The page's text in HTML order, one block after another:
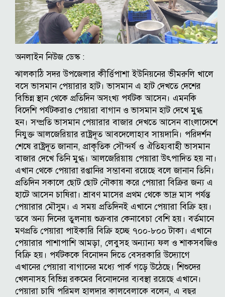
অনলাইন নিউজ ডেস্ক :
ঝালকাঠি সদর উপজেলার কীর্ত্তিপাশা ইউনিয়নের ভীমরুলি খালে
বসে ভাসমান পেয়ারার হাট। ভাসমান এ হাট দেখতে দেশের
বিভিন্ন স্থান থেকে প্রতিদিন অসংখ্য পর্যটক আসেন। এমনকি
বিদেশি পর্যটকরাও পেয়ারা বাগান ও ভাসমান হাট দেখে মুগ্ধ
হন। সম্প্রতি ভাসমান পেয়ারার বাজার দেখতে আসেন বাংলাদেশে
নিযুক্ত আলজেরিয়ার রাষ্ট্রদূত আবদেলোহাব সায়দানি। পরিদর্শন
শেষে রাষ্ট্রদূত জানান, প্রাকৃতিক সৌন্দর্য ও ঐতিহ্যবাহী ভাসমান
বাজার দেখে তিনি মুগ্ধ। আলজেরিয়ায় পেয়ারা উৎপাদিত হয় না।
এখান থেকে পেয়ারা রপ্তানির সম্ভাবনা রয়েছে বলে জানান তিনি।
প্রতিদিন সকালে ছোট ছোট নৌকায় করে পেয়ারা বিক্রির জন্য এ
হাটে আসেন চাষিরা। শ্রাবণ মাসের প্রথম থেকে ভাদ্র মাস পর্যন্ত
পেয়ারার মৌসুম। এ সময় প্রতিদিনই এখানে পেয়ারা বিক্রি হয়।
তবে অন্য দিনের তুলনায় শুক্রবার কেনাবেচা বেশি হয়। বর্তমানে
মণপ্রতি পেয়ারা পাইকারি বিক্রি হচ্ছে ৭০০-৮০০ টাকা। এখানে
পেয়ারার পাশাপাশি আমড়া, লেবুসহ অন্যান্য ফল ও শাকসবজিও
বিক্রি হয়। পর্যটককে বিনোদন দিতে বেসরকারি উদ্যোগে
এখানের পেয়ারা বাগানের মধ্যে পার্ক গড়ে উঠেছে। শিশুদের
খেলনাসহ বিভিন্ন রকমের বিনোদনের ব্যবস্থা রয়েছে এখানে।
পেয়ারা চাষি পরিমল হালদার কালবেলাকে বলেন, এ বছর